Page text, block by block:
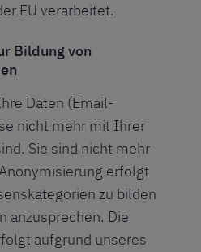
EU verarbeitet.
Bildung von
Daten (Email-
nicht mehr mit Ihrer
Sie sind nicht mehr
erfolgt
zu bilden
anzusprechen. Die
aufgrund unseres